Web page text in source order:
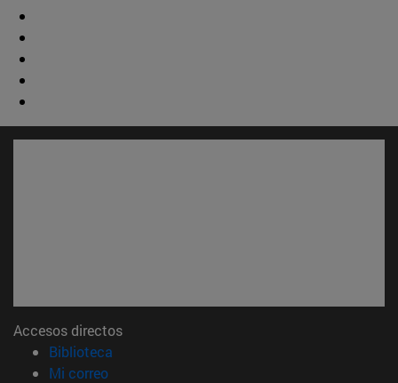
Accesos directos
Biblioteca
Mi correo(abre en nueva ventana)